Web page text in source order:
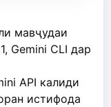
мавҷудаи
Gemini CLI дар
API калиди
истифода